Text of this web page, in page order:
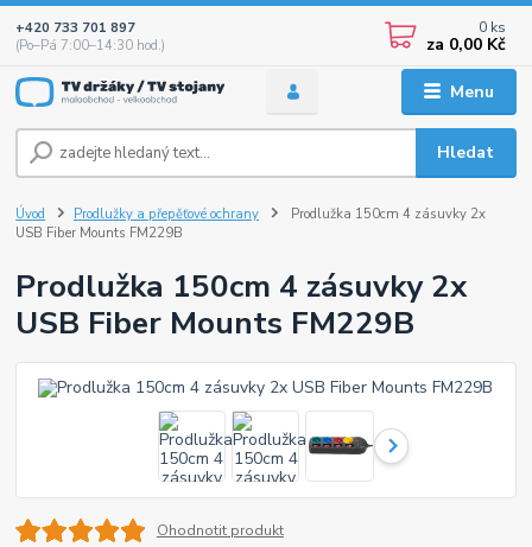
Menu
Hledat
+420 733 701 897
(Po–Pá 7:00–14:30 hod.)
0 ks
za 0,00 Kč
Úvod Prodlužky a přepěťové ochrany
Prodlužka 150cm 4 zásuvky 2x
USB Fiber Mounts FM229B
Prodlužka 150cm 4 zásuvky 2x
USB Fiber Mounts FM229B
Ohodnotit produkt